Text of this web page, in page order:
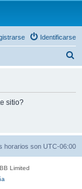
Identificarse
sitio?
horarios son UTC-06:00
Limited